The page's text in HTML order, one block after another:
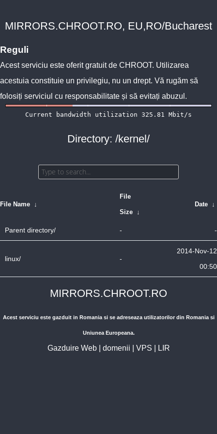
MIRRORS.CHROOT.RO, EU,RO/Bucharest
Reguli
Acest serviciu este oferit gratuit de CHROOT. Utilizarea
acestuia constituie un privilegiu, nu un drept. Vă rugăm să
folosiți serviciul cu responsabilitate și să evitați abuzul.
Directory: /kernel/
File Name ↓
File
Size ↓
Date ↓
Parent directory/ - -
linux/ -
2014-Nov-12
00:50
MIRRORS.CHROOT.RO
Acest serviciu este gazduit in Romania si se adreseaza utilizatorilor din Romania si
Uniunea Europeana.
Gazduire Web| domenii VPS LIR